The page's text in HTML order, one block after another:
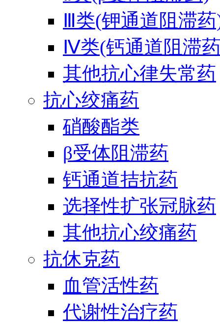
Ⅲ类(钾通道阻滞
Ⅳ类(钙通道阻滞
其他抗心律失常药
抗心绞痛药
硝酸酯类
β受体阻滞药
钙通道拮抗药
选择性扩张冠脉药
其他抗心绞痛药
抗休克药
血管活性药
代谢性治疗药